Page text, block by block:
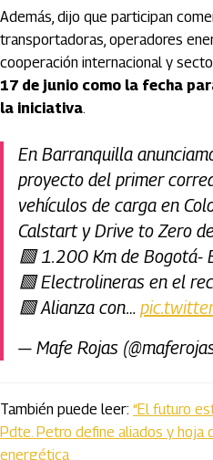
Además, dijo que participan
transportadoras, operadores
cooperación internacional y
17 de junio como la fecha
la iniciativa.
En Barranquilla
proyecto del primer
vehículos de carga en
Calstart y Drive to Zero
🟩 1.200 Km de Bogotá-
🟩 Electrolineras en el
🟩 Alianza con…
— Mafe Rojas
También puede leer: “El futuro
Pdte. Petro define aliados y hoja
energética